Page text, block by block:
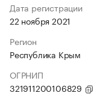
Дата регистрации
22 ноября 2021
Регион
Республика Крым
ОГРНИП
321911200106829